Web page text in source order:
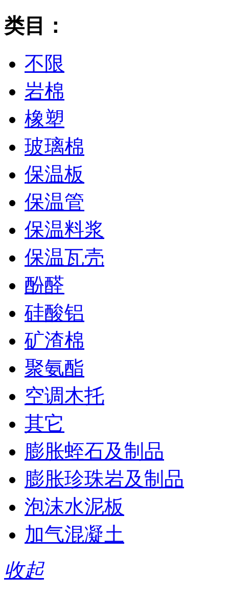
类目：
不限
岩棉
橡塑
玻璃棉
保温板
保温管
保温料浆
保温瓦壳
酚醛
硅酸铝
矿渣棉
聚氨酯
空调木托
其它
膨胀蛭石及制品
膨胀珍珠岩及制品
泡沫水泥板
加气混凝土
收起